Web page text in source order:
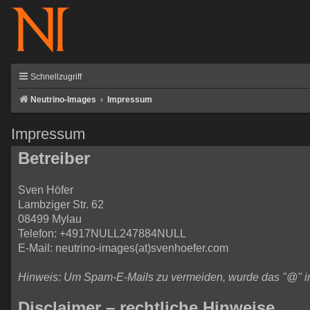
Schnellzugriff
Neutrino-Images Impressum
Impressum
Betreiber
Sven Höfer
Lambziger Str. 62
08499 Mylau
Telefon: +4917NULL247884NULL
E-Mail: neutrino-images(at)svenhoefer.com
Hinweis: Um Spam-E-Mails zu vermeiden, wurde das "@"